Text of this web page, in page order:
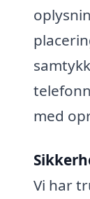
med
Vi har